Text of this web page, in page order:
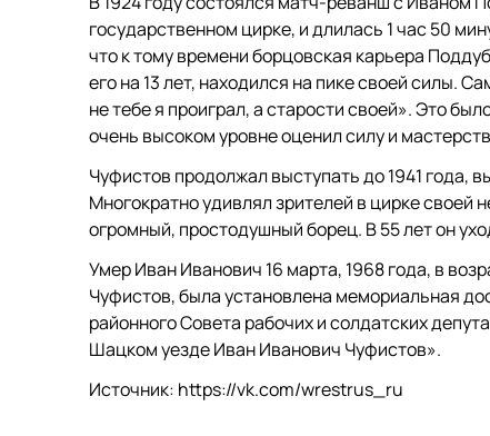
государственном цирке, и длилась 1 час 50
что к тому времени борцовская карьера
его на 13 лет, находился на пике своей силы.
не тебе я проиграл, а старости своей». Это
очень высоком уровне оценил силу и
Чуфистов продолжал выступать до 1941 года,
Многократно удивлял зрителей в цирке
огромный, простодушный борец. В 55 лет он
Умер Иван Иванович 16 марта, 1968 года, в
Чуфистов, была установлена мемориальная
районного Совета рабочих и солдатских
Шацком уезде Иван Иванович Чуфистов».
Источник: https://vk.com/wrestrus_ru